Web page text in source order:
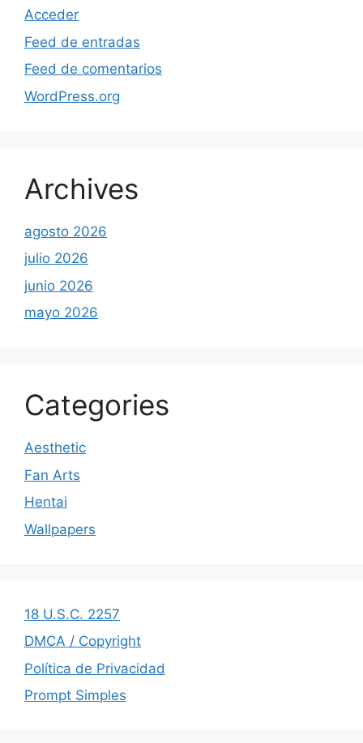
Acceder
Feed de entradas
Feed de comentarios
WordPress.org
Archives
agosto 2026
julio 2026
junio 2026
mayo 2026
Categories
Aesthetic
Fan Arts
Hentai
Wallpapers
18 U.S.C. 2257
DMCA / Copyright
Política de Privacidad
Prompt Simples